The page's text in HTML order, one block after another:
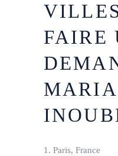
FAIRE
1. Paris, France